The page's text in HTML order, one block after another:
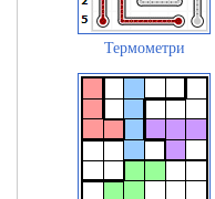
Термометри